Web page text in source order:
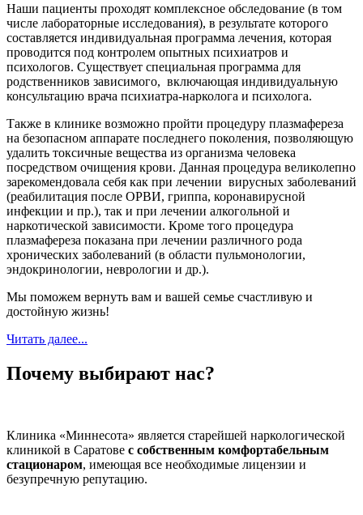
Наши пациенты проходят комплексное обследование (в том
числе лабораторные исследования), в результате которого
составляется индивидуальная программа лечения, которая
проводится под контролем опытных психиатров и
психологов. Существует специальная программа для
родственников зависимого, включающая индивидуальную
консультацию врача психиатра-нарколога и психолога.
Также в клинике возможно пройти процедуру плазмафереза
на безопасном аппарате последнего поколения, позволяющую
удалить токсичные вещества из организма человека
посредством очищения крови. Данная процедура великолепно
зарекомендовала себя как при лечении вирусных заболеваний
(реабилитация после ОРВИ, гриппа, коронавирусной
инфекции и пр.), так и при лечении алкогольной и
наркотической зависимости. Кроме того процедура
плазмафереза показана при лечении различного рода
хронических заболеваний (в области пульмонологии,
эндокринологии, неврологии и др.).
Мы поможем вернуть вам и вашей семье счастливую и
достойную жизнь!
Читать далее...
Почему выбирают нас?
Клиника «Миннесота» является старейшей наркологической
клиникой в Саратове с собственным комфортабельным
стационаром, имеющая все необходимые лицензии и
безупречную репутацию.